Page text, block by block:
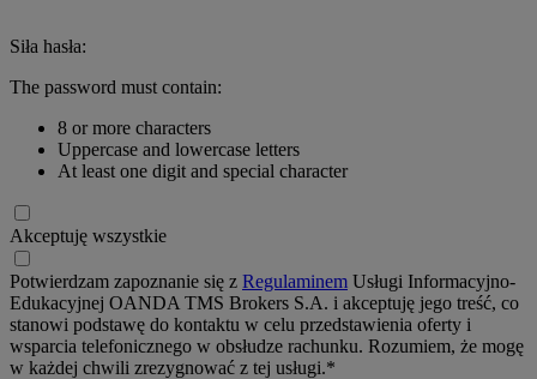
Siła hasła:
The password must contain:
8 or more characters
Uppercase and lowercase letters
At least one digit and special character
Akceptuję wszystkie
Potwierdzam zapoznanie się z Regulaminem Usługi Informacyjno-
Edukacyjnej OANDA TMS Brokers S.A. i akceptuję jego treść, co
stanowi podstawę do kontaktu w celu przedstawienia oferty i
wsparcia telefonicznego w obsłudze rachunku. Rozumiem, że mogę
w każdej chwili zrezygnować z tej usługi.*